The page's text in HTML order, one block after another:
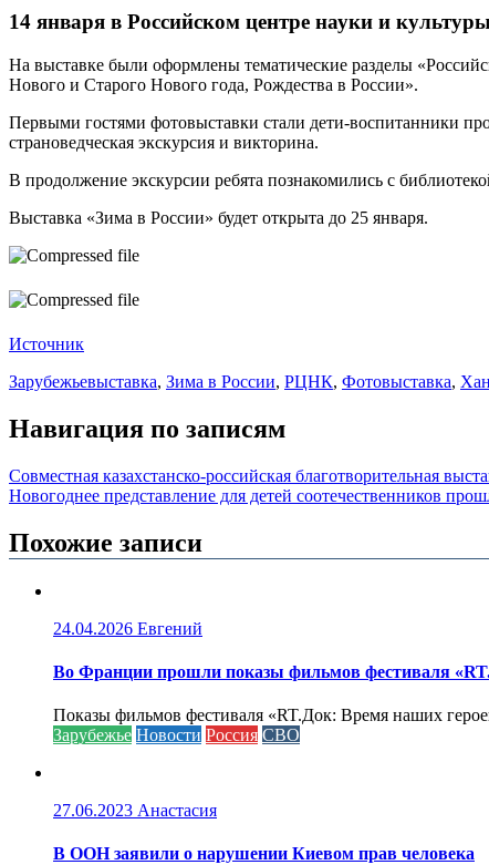
14 января в Российском центре науки и
На выставке были оформлены тематические разделы
Нового и Старого Нового года, Рождества в России».
Первыми гостями фотовыставки стали дети-воспитанники
страноведческая экскурсия и викторина.
В продолжение экскурсии ребята познакомились с
Выставка «Зима в России» будет открыта до 25 января.
Источник
Зарубежьевыставка, Зима в России, РЦНК, Фотовыставка,
Навигация по записям
Совместная казахстанско-российская благотворительная
Новогоднее представление для детей соотечественников
Похожие записи
24.04.2026 Евгений
Во Франции прошли показы фильмов фестиваля
Показы фильмов фестиваля «RT.Док: Время наших
Зарубежье Новости Россия СВО
27.06.2023 Анастасия
В ООН заявили о нарушении Киевом прав человека